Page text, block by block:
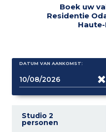
Boek uw
Residentie
DATUM VAN AANKOMST:
Studio 2
personen